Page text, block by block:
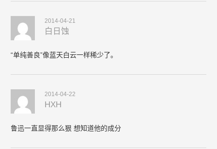
2014-04-21
白日蚀
“单纯善良”像蓝天白云一样稀少了。
2014-04-22
HXH
鲁迅一直显得那么狠 想知道他的成分